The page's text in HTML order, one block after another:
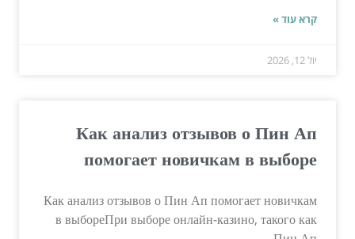
קרא עוד »
יול 12, 2026
Как анализ отзывов о Пин Ап
помогает новичкам в выборе
Как анализ отзывов о Пин Ап помогает новичкам
в выбореПри выборе онлайн-казино, такого как